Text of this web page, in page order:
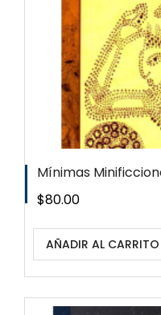
Mínimas
Precio
$80.00
AÑADIR AL CARRITO